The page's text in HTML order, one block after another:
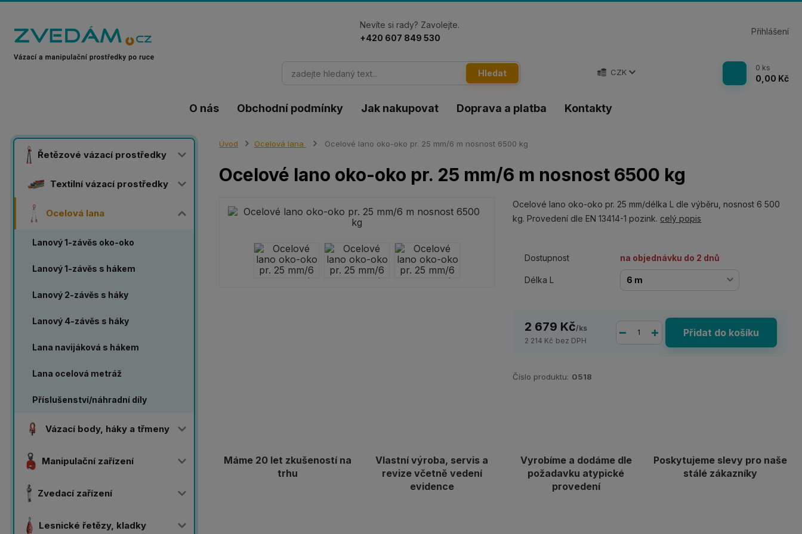
O nás Obchodní podmínky Jak nakupovat Doprava a platba Kontakty
CZK
Přihlášení
Hledat
Nevíte si rady? Zavolejte.
+420 607 849 530
0 ks
0,00 Kč
Řetězové vázací prostředky
Textilní vázací prostředky
Ocelová lana
Lanový 1-závěs oko-oko
Lanový 1-závěs s hákem
Lanový 2-závěs s háky
Lanový 4-závěs s háky
Lana navijáková s hákem
Lana ocelová metráž
Příslušenství/náhradní díly
Vázací body, háky a třmeny
Manipulační zařízení
Zvedací zařízení
Lesnické řetězy, kladky
Úvod Ocelová lana Ocelové lano oko-oko pr. 25 mm/6 m nosnost 6500 kg
Ocelové lano oko-oko pr. 25 mm/6 m nosnost 6500 kg
Ocelové lano oko-oko pr. 25 mm/délka L dle výběru, nosnost 6 500
kg. Provedení dle EN 13414-1 pozink. celý popis
Dostupnost na objednávku do 2 dnů
Délka L
2 679 Kč/ks
2 214 Kč bez DPH
Přidat do košíku
Číslo produktu: 0518
Máme 20 let zkušeností na
trhu
Vlastní výroba, servis a
revize včetně vedení
evidence
Vyrobíme a dodáme dle
požadavku atypické
provedení
Poskytujeme slevy pro naše
stálé zákazníky